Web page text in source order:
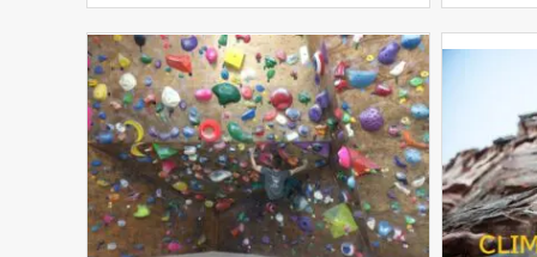
共感 […]
けられ